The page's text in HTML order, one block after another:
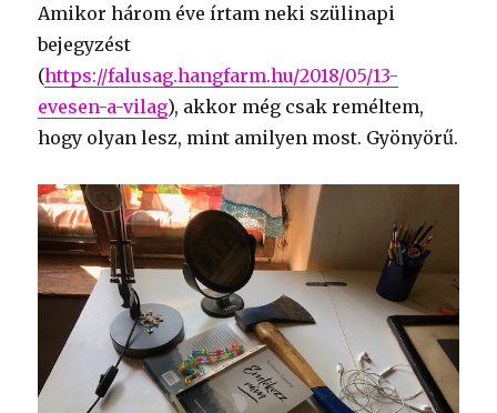
Amikor három éve írtam neki szülinapi
bejegyzést
(https://falusag.hangfarm.hu/2018/05/13-
evesen-a-vilag), akkor még csak reméltem,
hogy olyan lesz, mint amilyen most. Gyönyörű.